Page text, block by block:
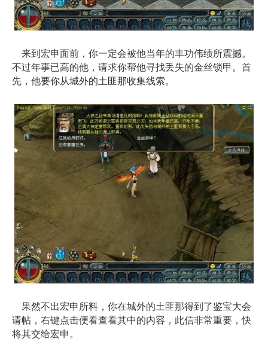
来到宏申面前，你一定会被他当年的丰功伟绩所震撼。
不过年事已高的他，请求你帮他寻找丢失的金丝锁甲。首
先，他要你从城外的土匪那收集线索。
果然不出宏申所料，你在城外的土匪那得到了鉴宝大会
请帖，右键点击便看查看其中的内容，此信非常重要，快
将其交给宏申。